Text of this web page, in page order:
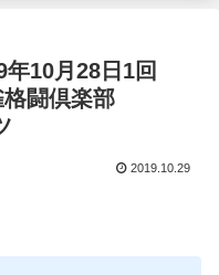
年10月28日1回
闘倶楽部
2019.10.29